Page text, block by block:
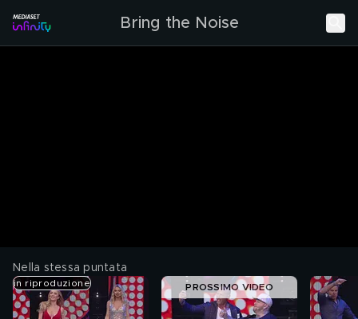
Bring the Noise
Nella stessa puntata
in riproduzione PROSSIMO VIDEO